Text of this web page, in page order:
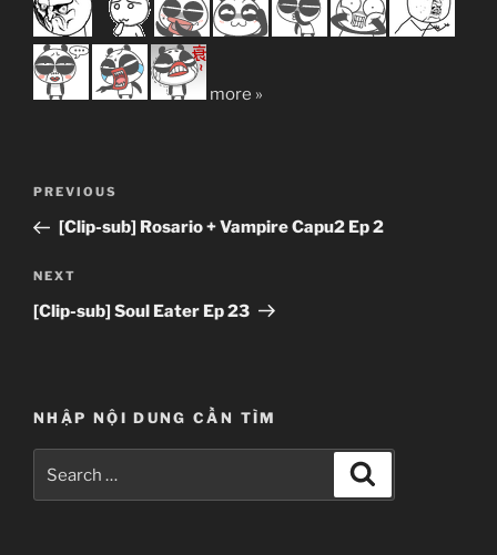
more »
Previous
Post
PREVIOUS
[Clip-sub] Rosario + Vampire Capu2 Ep 2
Next
Post
NEXT
[Clip-sub] Soul Eater Ep 23
NHẬP NỘI DUNG CẦN TÌM
for: